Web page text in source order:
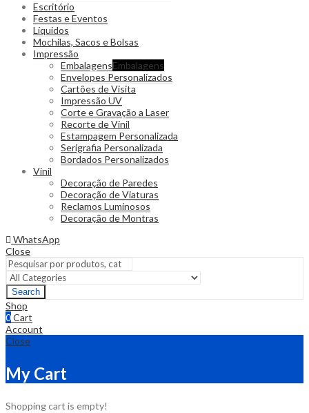
Escritório
Festas e Eventos
Líquidos
Mochilas, Sacos e Bolsas
Impressão
EmbalagensEmbalagens
Envelopes Personalizados
Cartões de Visita
Impressão UV
Corte e Gravação a Laser
Recorte de Vinil
Estampagem Personalizada
Serigrafia Personalizada
Bordados Personalizados
Vinil
Decoração de Paredes
Decoração de Viaturas
Reclamos Luminosos
Decoração de Montras
WhatsApp
Close
Search
Shop
0Cart
Account
Close
My Cart
Shopping cart is empty!